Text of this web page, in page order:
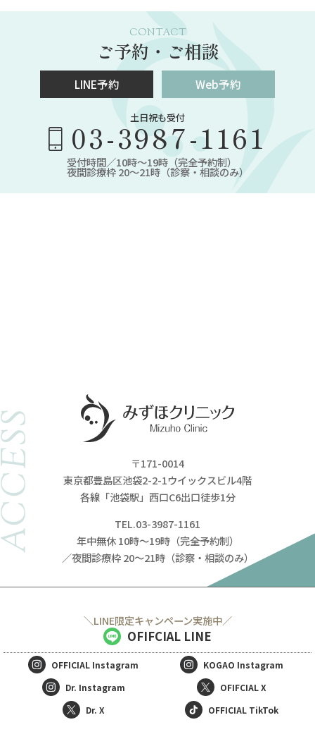
CONTACT
ご予約・ご相談
LINE予約 Web予約
土日祝も受付
03-3987-1161
受付時間／10時～19時（完全予約制）
夜間診療枠 20～21時（診察・相談のみ）
〒171-0014
東京都豊島区池袋2-2-1ウイックスビル4階
各線「池袋駅」西口C6出口徒歩1分
TEL.03-3987-1161
年中無休 10時～19時（完全予約制）
／夜間診療枠 20～21時（診察・相談のみ）
＼LINE限定キャンペーン実施中／
OFIFCIAL LINE
OFFICIAL Instagram KOGAO Instagram
Dr. Instagram
OFIFCIAL X
Dr. X
OFFICIAL TikTok